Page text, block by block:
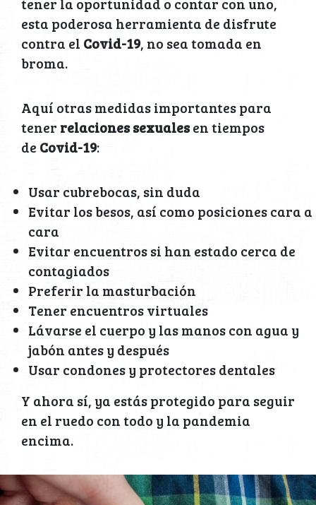
esta poderosa herramienta de disfrute
contra el Covid-19, no sea tomada en
broma.
Aquí otras medidas importantes para
tener relaciones sexualesen tiempos
de Covid-19:
Usar cubrebocas, sin duda
Evitar los besos, así como posiciones cara a
cara
Evitar encuentros si han estado cerca de
contagiados
Preferir la masturbación
Tener encuentros virtuales
Lávarse el cuerpo y las manos con agua y
jabón antes y después
Usar condones y protectores dentales
Y ahora sí, ya estás protegido para seguir
en el ruedo con todo y la pandemia
encima.